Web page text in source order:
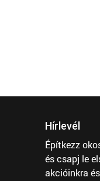
Hírlevél
Építkezz
és csapj le
akcióinkra